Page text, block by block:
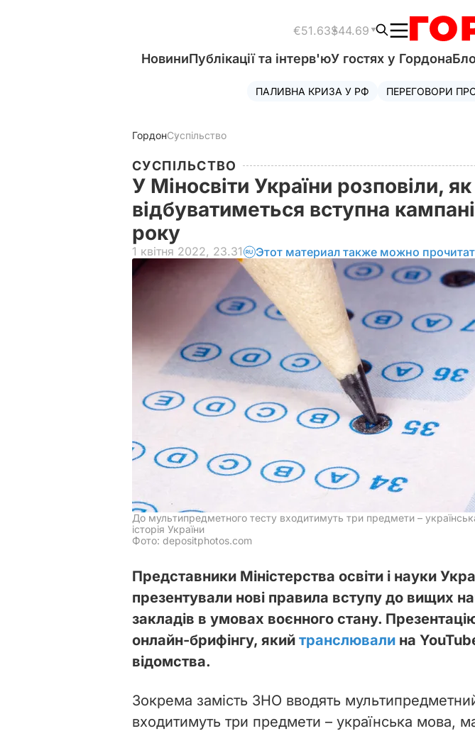
€51.63$44.69
НовиниПублікації та інтерв'юУ гостях у Гордона
ПАЛИВНА КРИЗА У РФ ПЕРЕГОВОРИ
ГордонСуспільство
СУСПІЛЬСТВО
У Міносвіти України розповіли, як
відбуватиметься вступна
року
1 квітня 2022, 23.31 Этот материал также можно
До мультипредметного тесту входитимуть три предмети –
історія України
Фото: depositphotos.com
Представники Міністерства освіти і науки
презентували нові правила вступу до вищих
закладів в умовах воєнного стану.
онлайн-брифінгу, який транслювали на
відомства.
Зокрема замість ЗНО вводять
входитимуть три предмети – українська мова,